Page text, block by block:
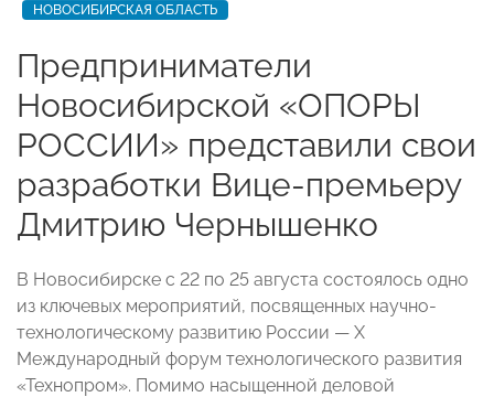
НОВОСИБИРСКАЯ ОБЛАСТЬ
Предприниматели
Новосибирской «ОПОРЫ
РОССИИ» представили свои
разработки Вице-премьеру
Дмитрию Чернышенко
В Новосибирске с 22 по 25 августа состоялось одно
из ключевых мероприятий, посвященных научно-
технологическому развитию России — Х
Международный форум технологического развития
«Технопром». Помимо насыщенной деловой